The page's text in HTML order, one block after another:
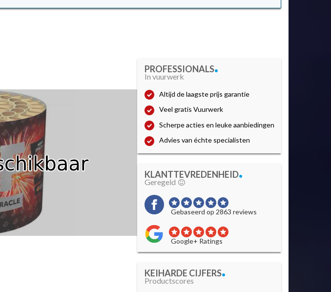
PROFESSIONALS.
In vuurwerk
Altijd de laagste prijs garantie
Veel gratis Vuurwerk
Scherpe acties en leuke aanbiedingen
Advies van échte specialisten
KLANTTEVREDENHEID.
Geregeld
Gebaseerd op 2863 reviews
Google+ Ratings
KEIHARDE CIJFERS.
Productscores